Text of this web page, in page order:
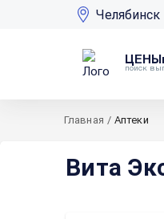
Челябинск
поиск
Главная / Аптеки
Вита